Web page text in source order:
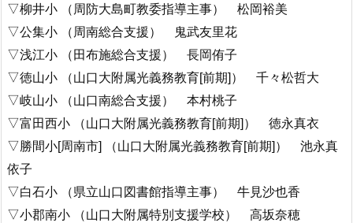
▽柳井小 （周防大島町教委指導主事） 松岡裕美
▽公集小 （周南総合支援） 鬼武友里花
▽浅江小 （田布施総合支援） 長岡侑子
▽徳山小 （山口大附属光義務教育[前期]） 千々松哲大
▽岐山小 （山口南総合支援） 本村桃子
▽富田西小 （山口大附属光義務教育[前期]） 徳永真衣
▽勝間小[周南市] （山口大附属光義務教育[前期]） 池永真
依子
▽白石小 （県立山口図書館指導主事） 牛見沙也香
▽小郡南小 （山口大附属特別支援学校） 高坂奈穂